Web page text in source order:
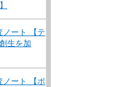
ノート 【テ
生を加
ノート 【ポ